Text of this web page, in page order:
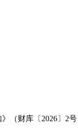
财库〔2026〕2